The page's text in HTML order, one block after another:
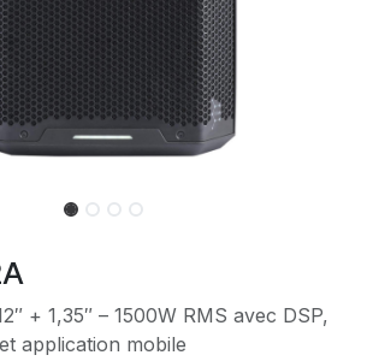
+ 1,35″ – 1500W RMS avec DSP,
application mobile